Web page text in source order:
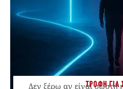
ΤΡΟΦΗ ΓΙΑ
Δεν ξέρω αν είναι σωστή